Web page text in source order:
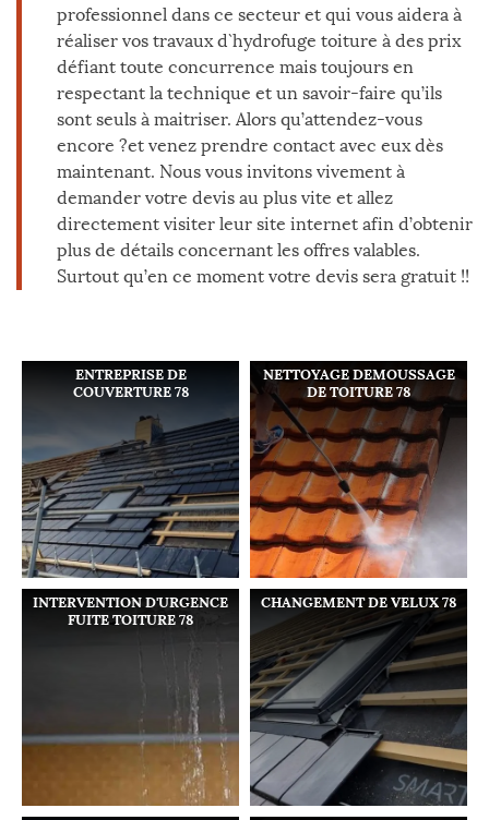
professionnel dans ce secteur et qui vous aidera à
réaliser vos travaux d`hydrofuge toiture à des prix
défiant toute concurrence mais toujours en
respectant la technique et un savoir-faire qu’ils
sont seuls à maitriser. Alors qu’attendez-vous
encore ?et venez prendre contact avec eux dès
maintenant. Nous vous invitons vivement à
demander votre devis au plus vite et allez
directement visiter leur site internet afin d’obtenir
plus de détails concernant les offres valables.
Surtout qu’en ce moment votre devis sera gratuit !!
ENTREPRISE DE
COUVERTURE 78
NETTOYAGE DEMOUSSAGE
DE TOITURE 78
INTERVENTION D'URGENCE
FUITE TOITURE 78
CHANGEMENT DE VELUX 78